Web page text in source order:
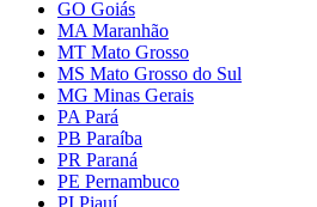
GO Goiás
MA Maranhão
MT Mato Grosso
MS Mato Grosso do Sul
MG Minas Gerais
PA Pará
PB Paraíba
PR Paraná
PE Pernambuco
PI Piauí